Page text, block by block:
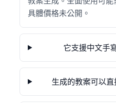
具體價格未公開。
它支援中文手
生成的教案可以直